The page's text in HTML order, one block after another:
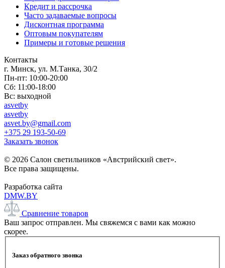
Кредит и рассрочка
Часто задаваемые вопросы
Дисконтная программа
Оптовым покупателям
Примеры и готовые решения
Контакты
г. Минск, ул. М.Танка, 30/2
Пн-пт: 10:00-20:00
Сб: 11:00-18:00
Вс: выходной
asvetby
asvetby
asvet.by@gmail.com
+375 29 193-50-69
Заказать звонок
© 2026 Салон светильников «Австрийский свет».
Все права защищены.
Разработка сайта
DMW.BY
Сравнение товаров
Ваш запрос отправлен. Мы свяжемся с вами как можно
скорее.
Заказ обратного звонка